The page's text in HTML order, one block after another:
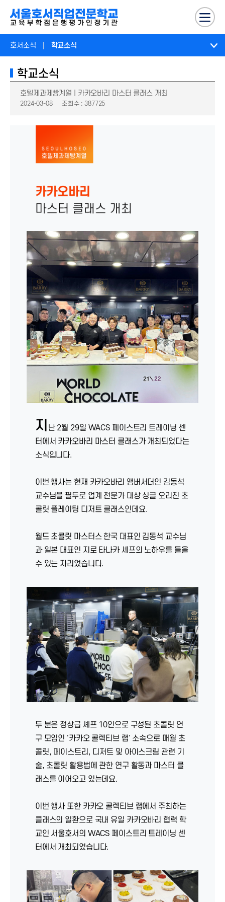
호서소식 학교소식
학교소식
호텔제과제빵계열 | 카카오바리 마스터 클래스 개최
2024-03-08 조회수 : 387725
지 난 2월 29일 WACS 페이스트리 트레이닝 센
터에서 카카오바리 마스터 클래스가 개최되었다는
소식입니다.
이번 행사는 현재 카카오바리 앰버서더인 김동석
교수님을 필두로 업계 전문가 대상 싱글 오리진 초
콜릿 플레이팅 디저트 클래스인데요.
월드 초콜릿 마스터스 한국 대표인 김동석 교수님
과 일본 대표인 지로 타나카 셰프의 노하우를 들을
수 있는 자리었습니다.
두 분은 정상급 셰프 10인으로 구성된 초콜릿 연
구 모임인 '카카오 콜렉티브 랩' 소속으로 매월 초
콜릿, 페이스트리, 디저트 및 아이스크림 관련 기
술, 초콜릿 활용법에 관한 연구 활동과 마스터 클
래스를 이어오고 있는데요.
이번 행사 또한 카카오 콜렉티브 랩에서 주최하는
클래스의 일환으로 국내 유일 카카오바리 협력 학
교인 서울호서의 WACS 페이스트리 트레이닝 센
터에서 개최되었습니다.